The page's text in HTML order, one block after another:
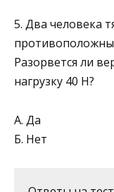
5. Два человека
Разорвется ли
нагрузку 40 Н?
А. Да
Б. Нет